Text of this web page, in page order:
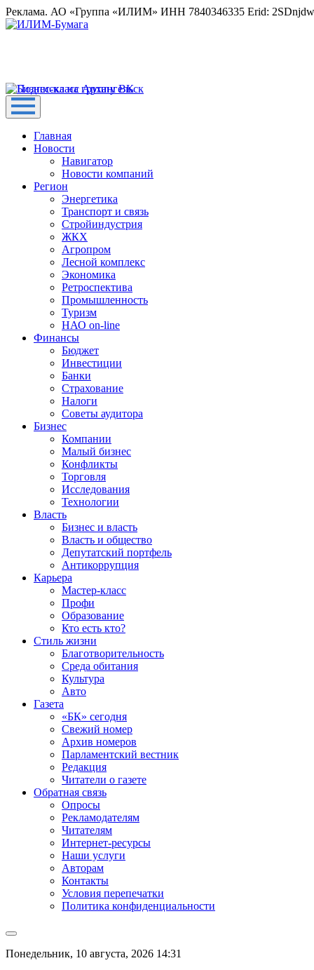
Реклама. АО «Группа «ИЛИМ» ИНН 7840346335 Erid:
Главная
Новости
Навигатор
Новости компаний
Регион
Энергетика
Транспорт и связь
Стройиндустрия
ЖКХ
Агропром
Лесной комплекс
Экономика
Ретроспектива
Промышленность
Туризм
НАО on-line
Финансы
Бюджет
Инвестиции
Банки
Страхование
Налоги
Советы аудитора
Бизнес
Компании
Малый бизнес
Конфликты
Торговля
Исследования
Технологии
Власть
Бизнес и власть
Власть и общество
Депутатский портфель
Антикоррупция
Карьера
Мастер-класс
Профи
Образование
Кто есть кто?
Стиль жизни
Благотворительность
Среда обитания
Культура
Авто
Газета
«БК» сегодня
Свежий номер
Архив номеров
Парламентский вестник
Редакция
Читатели о газете
Обратная связь
Опросы
Рекламодателям
Читателям
Интернет-ресурсы
Наши услуги
Авторам
Контакты
Условия перепечатки
Политика конфиденциальности
Понедельник, 10 августа, 2026 14:31